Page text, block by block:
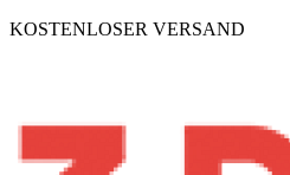
KOSTENLOSER VERSAND